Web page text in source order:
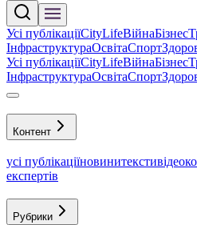
Усі публікаціїCityLifeВійнаБізнес
ІнфраструктураОсвітаСпорт
Усі публікаціїCityLifeВійнаБізнес
ІнфраструктураОсвітаСпорт
Контент
усі публікаціїновинитекстивідео
експертів
Рубрики